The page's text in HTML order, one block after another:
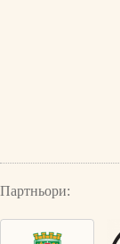
Партньори: